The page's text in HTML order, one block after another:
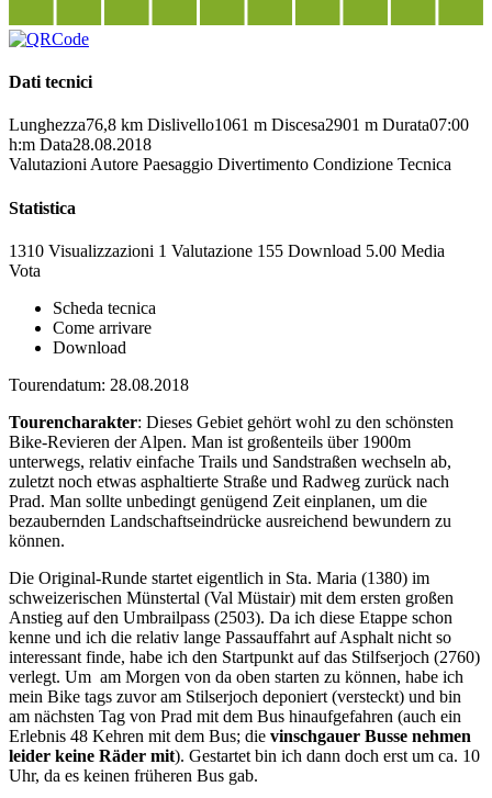
Dati tecnici
Lunghezza76,8 km Dislivello1061 m Discesa2901 m Durata07:00
h:m Data28.08.2018
Valutazioni Autore Paesaggio Divertimento Condizione Tecnica
Statistica
1310 Visualizzazioni 1 Valutazione 155 Download 5.00 Media
Vota
Scheda tecnica
Come arrivare
Download
Tourendatum: 28.08.2018
Tourencharakter: Dieses Gebiet gehört wohl zu den schönsten
Bike-Revieren der Alpen. Man ist großenteils über 1900m
unterwegs, relativ einfache Trails und Sandstraßen wechseln ab,
zuletzt noch etwas asphaltierte Straße und Radweg zurück nach
Prad. Man sollte unbedingt genügend Zeit einplanen, um die
bezaubernden Landschaftseindrücke ausreichend bewundern zu
können.
Die Original-Runde startet eigentlich in Sta. Maria (1380) im
schweizerischen Münstertal (Val Müstair) mit dem ersten großen
Anstieg auf den Umbrailpass (2503). Da ich diese Etappe schon
kenne und ich die relativ lange Passauffahrt auf Asphalt nicht so
interessant finde, habe ich den Startpunkt auf das Stilfserjoch (2760)
verlegt. Um am Morgen von da oben starten zu können, habe ich
mein Bike tags zuvor am Stilserjoch deponiert (versteckt) und bin
am nächsten Tag von Prad mit dem Bus hinaufgefahren (auch ein
Erlebnis 48 Kehren mit dem Bus; die vinschgauer Busse nehmen
leider keine Räder mit). Gestartet bin ich dann doch erst um ca. 10
Uhr, da es keinen früheren Bus gab.